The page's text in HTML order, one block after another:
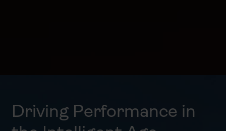
Driving Performance in